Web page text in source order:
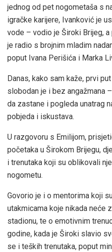
jednog od pet nogometaša s
igračke karijere, Ivanković je
vode – vodio je Široki Brijeg,
je radio s brojnim mladim
poput Ivana Perišića i Marka
Danas, kako sam kaže, prvi
slobodan je i bez angažmana
da zastane i pogleda unatrag
pobjeda i iskustava.
U razgovoru s Emilijom,
početaka u Širokom Brijegu,
i trenutaka koji su oblikovali
nogometu.
Govorio je i o mentorima koji
utakmicama koje nikada neće
stadionu, te o emotivnim
godine, kada je Široki slavio
se i teških trenutaka, poput